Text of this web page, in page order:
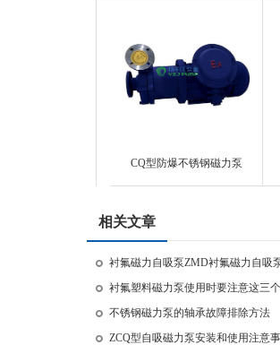
CQ型防爆不锈钢磁力泵
相关文章
衬氟磁力自吸泵ZMD衬氟磁力自吸
衬氟塑料磁力泵使用时要注意这三
不锈钢磁力泵的轴承故障排除方法
ZCQ型自吸磁力泵安装和使用注意